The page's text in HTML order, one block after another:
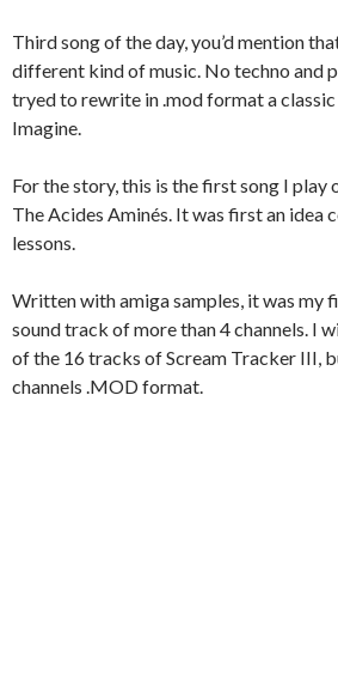
Third song of the day, you’d mention
different kind of music. No techno and
tryed to rewrite in .mod format a classic
Imagine.
For the story, this is the first song I play
The Acides Aminés. It was first an idea
lessons.
Written with amiga samples, it was my
sound track of more than 4 channels. I
of the 16 tracks of Scream Tracker III,
channels .MOD format.